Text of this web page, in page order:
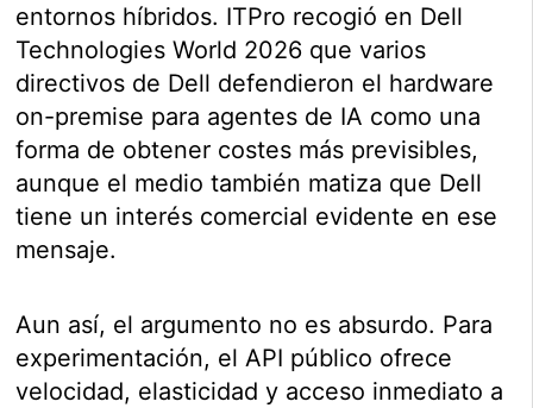
entornos híbridos. ITPro recogió en Dell
Technologies World 2026 que varios
directivos de Dell defendieron el hardware
on-premise para agentes de IA como una
forma de obtener costes más previsibles,
aunque el medio también matiza que Dell
tiene un interés comercial evidente en ese
mensaje.
Aun así, el argumento no es absurdo. Para
experimentación, el API público ofrece
velocidad, elasticidad y acceso inmediato a